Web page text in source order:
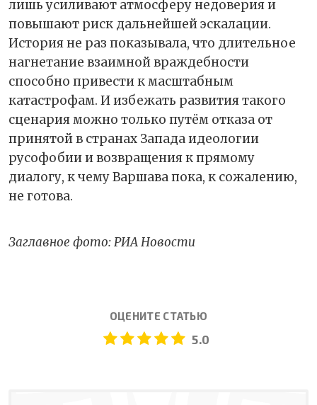
лишь усиливают атмосферу недоверия и
повышают риск дальнейшей эскалации.
История не раз показывала, что длительное
нагнетание взаимной враждебности
способно привести к масштабным
катастрофам. И избежать развития такого
сценария можно только путём отказа от
принятой в странах Запада идеологии
русофобии и возвращения к прямому
диалогу, к чему Варшава пока, к сожалению,
не готова.
Заглавное фото: РИА Новости
ОЦЕНИТЕ СТАТЬЮ
5.0